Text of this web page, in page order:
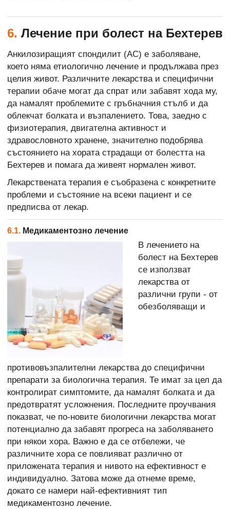
6. Лечение при болест на Бехтерев
Анкилозиращият спондилит (АС) е заболяване,
което няма етиологично лечение и продължава през
целия живот. Различните лекарства и специфични
терапии обаче могат да спрат или забавят хода му,
да намалят проблемите с гръбначния стълб и да
облекчат болката и възпалението. Това, заедно с
физиотерапия, двигателна активност и
здравословното хранене, значително подобрява
състоянието на хората страдащи от болестта на
Бехтерев и помага да живеят нормален живот.
Лекарствената терапия е съобразена с конкретните
проблеми и състояние на всеки пациент и се
предписва от лекар.
6.1. Медикаментозно лечение
В лечението на
болест на Бехтерев
се използват
лекарства от
различни групи - от
обезболяващи и
противовъзпалителни лекарства до специфични
препарати за биологична терапия. Те имат за цел да
контролират симптомите, да намалят болката и да
предотвратят усложнения. Последните проучвания
показват, че по-новите биологични лекарства могат
потенциално да забавят прогреса на заболяването
при някои хора. Важно е да се отбележи, че
различните хора се повлияват различно от
приложената терапия и нивото на ефективност е
индивидуално. Затова може да отнеме време,
докато се намери най-ефективният тип
медикаментозно лечение.